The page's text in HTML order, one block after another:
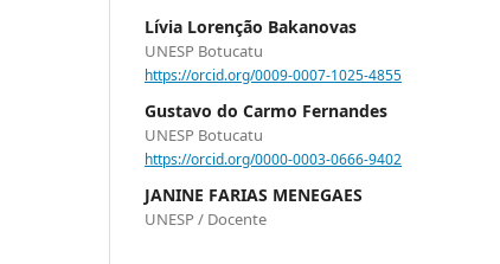
Lívia Lorenção Bakanovas
UNESP Botucatu
https://orcid.org/0009-0007-1025-4855
Gustavo do Carmo Fernandes
UNESP Botucatu
https://orcid.org/0000-0003-0666-9402
JANINE FARIAS MENEGAES
UNESP / Docente